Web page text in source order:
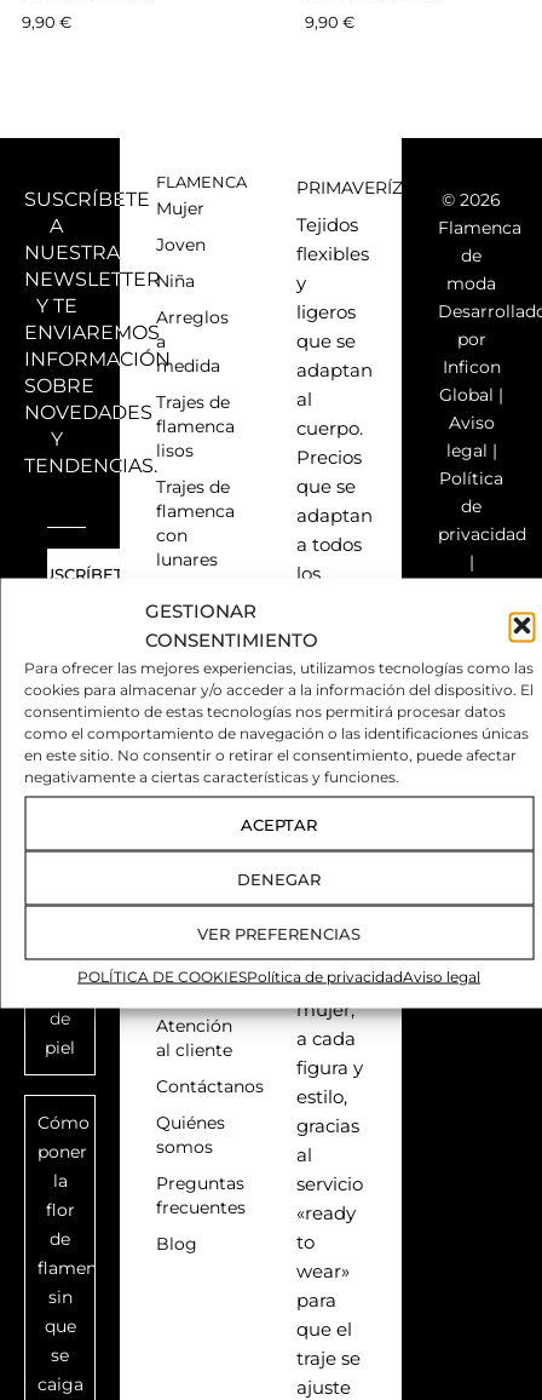
GESTIONAR
CONSENTIMIENTO
Para ofrecer las mejores experiencias, utilizamos tecnologías como las
cookies para almacenar y/o acceder a la información del dispositivo. El
consentimiento de estas tecnologías nos permitirá procesar datos
como el comportamiento de navegación o las identificaciones únicas
en este sitio. No consentir o retirar el consentimiento, puede afectar
negativamente a ciertas características y funciones.
ACEPTAR
DENEGAR
VER PREFERENCIAS
POLÍTICA DE COOKIESPolítica de privacidadAviso legal
9,90 €
9,90 €
SUSCRÍBETE
A
NUESTRA
NEWSLETTER
Y TE
ENVIAREMOS
INFORMACIÓN
SOBRE
NOVEDADES
Y
TENDENCIAS.
NOVEDADES
Y
TENDENCIAS
Colorimetría
flamenca:
traje
tu
tono
de
piel
Cómo
poner
la
flor
de
flamenca
sin
que
se
caiga
FLAMENCA
Mujer
Joven
Niña
Arreglos
a
medida
Trajes de
flamenca
lisos
Trajes de
flamenca
con
lunares
flamenca
con
estampados
Todos
SOBRE
Atención
al cliente
Contáctanos
Quiénes
somos
Preguntas
frecuentes
Blog
PRIMAVERÍZATE
Tejidos
flexibles
y
ligeros
que se
adaptan
al
cuerpo.
Precios
que se
adaptan
a todos
los
Elegancia,
funcionalidad,
inspiración,
versatilidad,
variedad,
todo,
ofrecer
a cada
mujer,
a cada
figura y
estilo,
gracias
al
servicio
«ready
to
wear»
para
que el
traje se
ajuste
© 2026
Flamenca
de
moda
por
Inficon
Global |
Aviso
legal |
Política
de
privacidad
|
|
Derecho
de